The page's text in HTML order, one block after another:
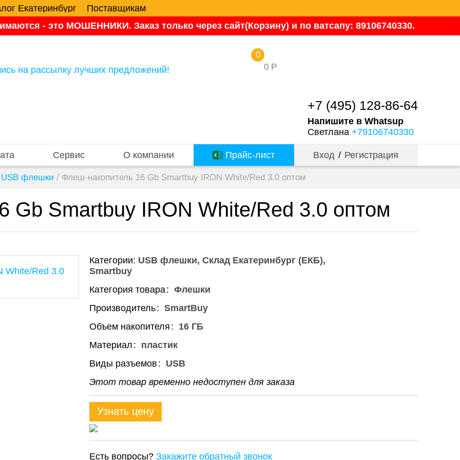
Екатеринбург
Поставщикам
- это МОШЕННИКИ. Заказ только через сайт(Корзину) и по ватсапу: 89106740330.
на рассылку лучших предложений! 0 Р
0
+7 (495) 128-86-64
Напишите в Whatsup
Светлана +79106740330
Сервис О компании Прайс-лист Вход / Регистрация
USB флешки / Флеш-накопитель 16 Gb Smartbuy IRON White/Red 3.0 оптом
Gb Smartbuy IRON White/Red 3.0 оптом
Категории: USB флешки Склад Екатеринбург (ЕКБ)
Smartbuy
Категория товара Флешки
Производитель SmartBuy
Объем накопителя
16 ГБ
Материал
пластик
Виды разъемов
USB
Этот товар временно недоступен для заказа
Узнать цену
Есть вопросы? Закажите обратный звонок